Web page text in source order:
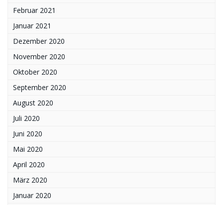
Februar 2021
Januar 2021
Dezember 2020
November 2020
Oktober 2020
September 2020
August 2020
Juli 2020
Juni 2020
Mai 2020
April 2020
März 2020
Januar 2020